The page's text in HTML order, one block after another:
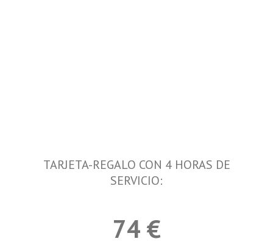
TARJETA-REGALO CON 4 HORAS DE
SERVICIO:
74 €